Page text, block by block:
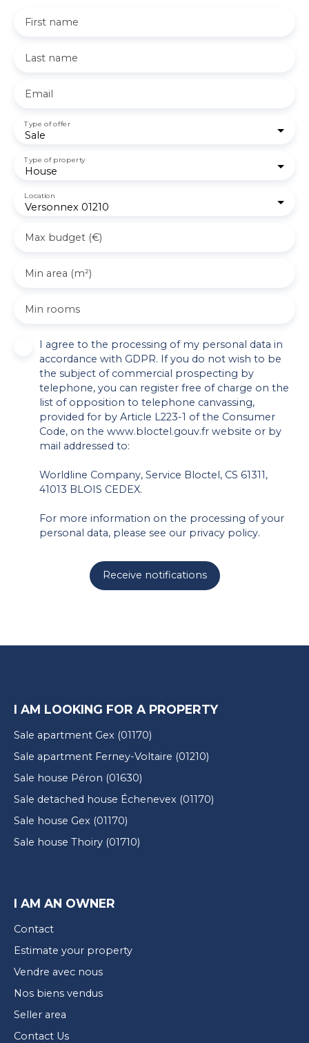
First name
Last name
Email
Sale
Type of offer
House
Type of property
Versonnex 01210
Location
Max budget (€)
Min area (m²)
Min rooms
I agree to the processing of my personal data in
accordance with GDPR. If you do not wish to be
the subject of commercial prospecting by
telephone, you can register free of charge on the
list of opposition to telephone canvassing,
provided for by Article L223-1 of the Consumer
Code, on the www.bloctel.gouv.fr website or by
mail addressed to:
Worldline Company, Service Bloctel, CS 61311,
41013 BLOIS CEDEX.
For more information on the processing of your
personal data, please see our privacy policy.
Receive notifications
I AM LOOKING FOR A PROPERTY
Sale apartment Gex (01170)
Sale apartment Ferney-Voltaire (01210)
Sale house Péron (01630)
Sale detached house Échenevex (01170)
Sale house Gex (01170)
Sale house Thoiry (01710)
I AM AN OWNER
Contact
Estimate your property
Vendre avec nous
Nos biens vendus
Seller area
Contact Us